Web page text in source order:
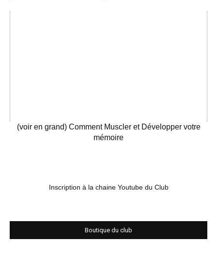
(voir en grand) Comment Muscler et Développer votre
mémoire
Inscription à la chaine Youtube du Club
Boutique du club